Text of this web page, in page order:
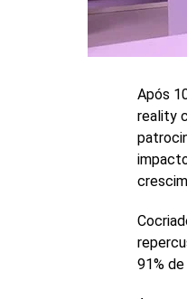
Após
reality
91%